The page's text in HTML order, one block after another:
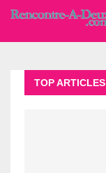
TOP ARTICLES